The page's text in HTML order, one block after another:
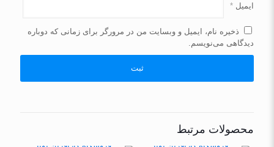
ایمیل *
ذخیره نام، ایمیل و وبسایت من در مرورگر برای زمانی که دوباره
دیدگاهی می‌نویسم.
محصولات مرتبط